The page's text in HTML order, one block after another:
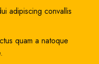
adipiscing convallis
quam a natoque